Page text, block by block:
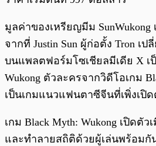
มูลค่าของเหรียญมีม
จากที่ Justin Sun ผู้ก่อตั้ง Tron เ
บนแพลตฟอร์มโซเชียลมีเดีย X เ
Wukong ตัวละครจากวิดีโอเกม
เป็นเกมแนวแฟนตาซีจีนที่เพิ่งเปิ
เกม Black Myth: Wukong เปิดตั
และทำลายสถิติด้วยผู้เล่นพร้อมกั